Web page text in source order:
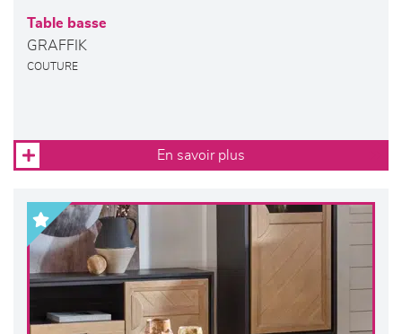
Table basse
GRAFFIK
COUTURE
En savoir plus